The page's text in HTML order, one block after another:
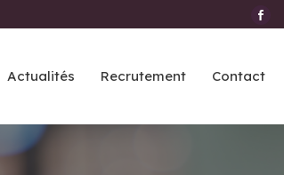
Actualités Recrutement Contact